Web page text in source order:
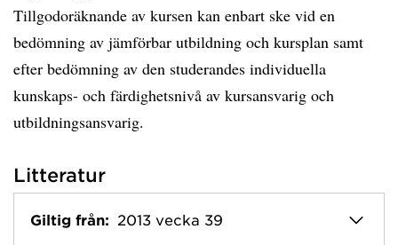
Tillgodoräknande av kursen kan enbart ske vid en
bedömning av jämförbar utbildning och kursplan samt
efter bedömning av den studerandes individuella
kunskaps- och färdighetsnivå av kursansvarig och
utbildningsansvarig.
Litteratur
Giltig från: 2013 vecka 39